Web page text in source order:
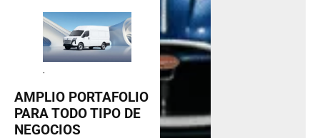
.
AMPLIO PORTAFOLIO
PARA TODO TIPO DE
NEGOCIOS